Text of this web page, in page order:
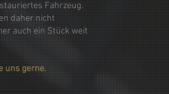
Fahrzeug.
daher nicht
auch ein Stück weit
uns gerne.